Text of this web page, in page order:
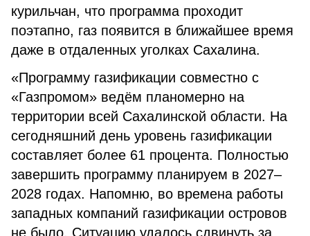
курильчан, что программа проходит
поэтапно, газ появится в ближайшее время
даже в отдаленных уголках Сахалина.
«Программу газификации совместно с
«Газпромом» ведём планомерно на
территории всей Сахалинской области. На
сегодняшний день уровень газификации
составляет более 61 процента. Полностью
завершить программу планируем в 2027–
2028 годах. Напомню, во времена работы
западных компаний газификации островов
не было. Ситуацию удалось сдвинуть за